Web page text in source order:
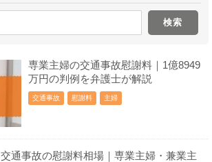
専業主婦の交通事故慰謝料｜1億8949
万円の判例を弁護士が解説
交通事故 慰謝料 主婦
交通事故の慰謝料相場｜専業主婦・兼業主